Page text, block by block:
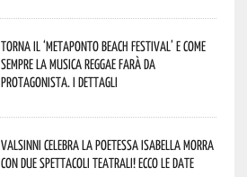
Torna il ‘Metaponto beach festival’ e come
sempre la musica reggae farà da
protagonista. I dettagli
Valsinni celebra la poetessa Isabella Morra
con due spettacoli teatrali! Ecco le date